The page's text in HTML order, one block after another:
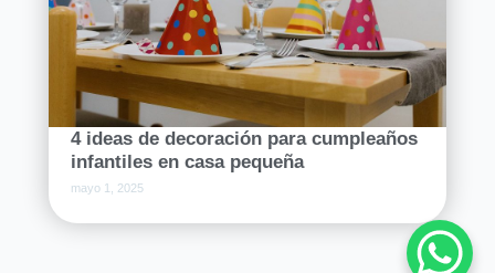
4 ideas de decoración para cumpleaños
infantiles en casa pequeña
mayo 1, 2025